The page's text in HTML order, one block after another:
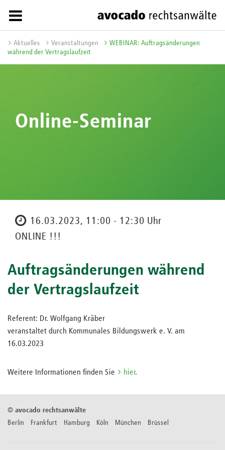
Aktuelles Veranstaltungen
WEBINAR: Auftragsänderungen
während der Vertragslaufzeit
Online-Seminar
16.03.2023, 11:00 - 12:30 Uhr
ONLINE !!!
Auftragsänderungen während
der Vertragslaufzeit
Referent: Dr. Wolfgang Kräber
veranstaltet durch Kommunales Bildungswerk e. V. am
16.03.2023
Weitere Informationen finden Sie hier.
© avocado rechtsanwälte
Berlin Frankfurt Hamburg Köln München Brüssel